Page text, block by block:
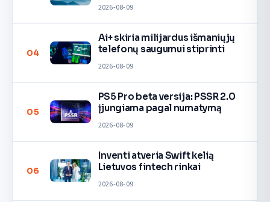
2026-08-09
04
Ai+ skiria milijardus išmaniųjų
telefonų saugumui stiprinti
2026-08-09
05
PS5 Pro beta versija: PSSR 2.0
įjungiama pagal numatymą
2026-08-09
06
Inventi atveria Swift kelią
Lietuvos fintech rinkai
2026-08-09